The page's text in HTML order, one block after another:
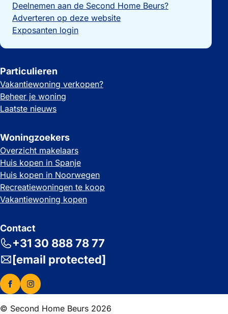
Deelnemen aan de Second Home Beurs?
Adverteren op deze website
Exposanten login
Particulieren
Vakantiewoning verkopen?
Beheer je woning
Laatste nieuws
Woningzoekers
Overzicht makelaars
Huis kopen in Spanje
Huis kopen in Noorwegen
Recreatiewoningen te koop
Vakantiewoning kopen
Contact
+31 30 888 78 77
[email protected]
© Second Home Beurs 2026